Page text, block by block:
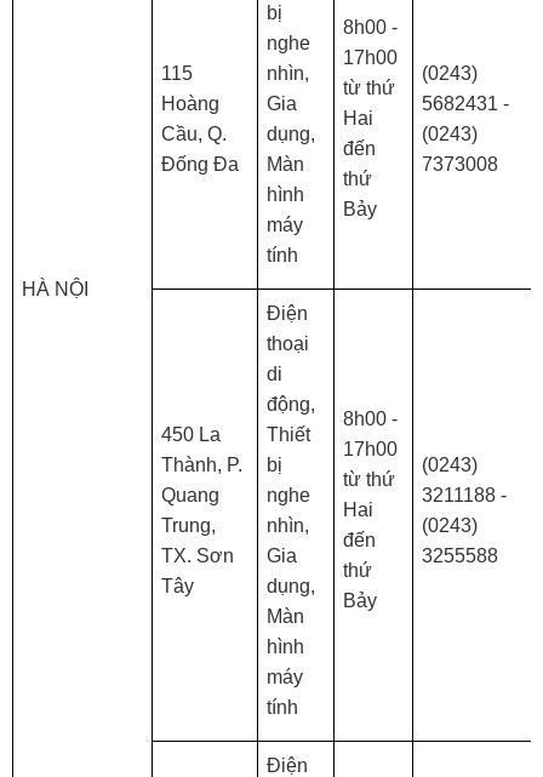
HÀ NỘI
115
Hoàng
Cầu, Q.
Đống Đa
bị
nghe
nhìn,
Gia
dụng,
Màn
hình
máy
tính
8h00 -
17h00
từ thứ
Hai
đến
thứ
Bảy
(0243)
5682431 -
(0243)
7373008
450 La
Thành, P.
Quang
Trung,
TX. Sơn
Tây
Điện
thoại
di
động,
Thiết
bị
nghe
nhìn,
Gia
dụng,
Màn
hình
máy
tính
8h00 -
17h00
từ thứ
Hai
đến
thứ
Bảy
(0243)
3211188 -
(0243)
3255588
Điện